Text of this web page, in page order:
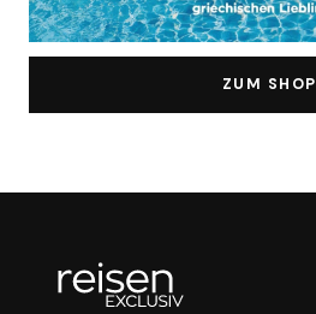
ZUM SHOP